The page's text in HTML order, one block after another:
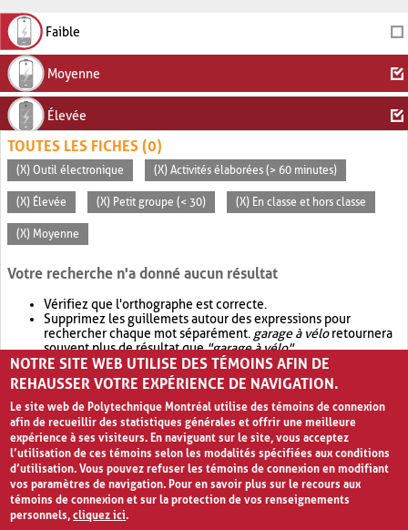
Faible
Moyenne
Élevée
TOUTES LES FICHES (0)
(X) Outil électronique (X) Activités élaborées (> 60 minutes)
(X) Élevée (X) Petit groupe (< 30) (X) En classe et hors classe
(X) Moyenne
Votre recherche n'a donné aucun résultat
Vérifiez que l'orthographe est correcte.
Supprimez les guillemets autour des expressions pour
rechercher chaque mot séparément. garage à véloretournera
souvent plus de résultat que"garage à vélo".
Envisagez d'élargir votre recherche avec OR.garage OR vélo
retournera souvent plus de résultat quegarage à vélo
NOTRE SITE WEB UTILISE DES TÉMOINS AFIN DE
REHAUSSER VOTRE EXPÉRIENCE DE NAVIGATION.
Le site web de Polytechnique Montréal utilise des témoins de connexion
afin de recueillir des statistiques générales et offrir une meilleure
expérience à ses visiteurs. En naviguant sur le site, vous acceptez
l’utilisation de ces témoins selon les modalités spécifiées aux conditions
d’utilisation. Vous pouvez refuser les témoins de connexion en modifiant
vos paramètres de navigation. Pour en savoir plus sur le recours aux
témoins de connexion et sur la protection de vos renseignements
personnels,cliquez ici.